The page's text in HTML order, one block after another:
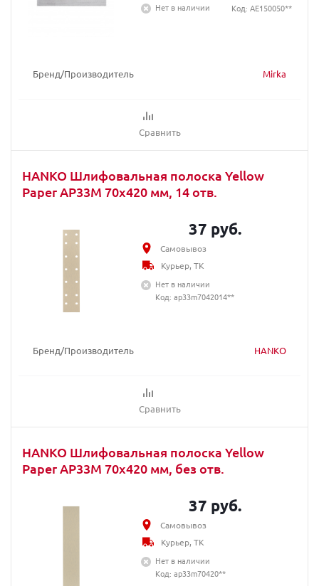
Бренд/Производитель Mirka
Сравнить
Нет в наличии Код: AE150050**
HANKO Шлифовальная полоска Yellow
Paper AP33M 70х420 мм, 14 отв.
Бренд/Производитель HANKO
Сравнить
37 руб.
Самовывоз
Курьер, ТК
Нет в наличии
Код: ap33m7042014**
HANKO Шлифовальная полоска Yellow
Paper AP33M 70х420 мм, без отв.
37 руб.
Самовывоз
Курьер, ТК
Нет в наличии
Код: ap33m70420**